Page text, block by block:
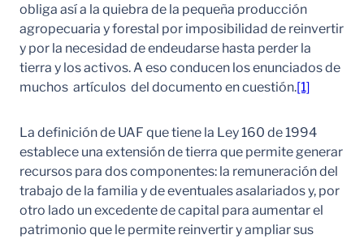
obliga así a la quiebra de la pequeña producción
agropecuaria y forestal por imposibilidad de reinvertir
y por la necesidad de endeudarse hasta perder la
tierra y los activos. A eso conducen los enunciados de
muchos artículos del documento en cuestión.[1]
La definición de UAF que tiene la Ley 160 de 1994
establece una extensión de tierra que permite generar
recursos para dos componentes: la remuneración del
trabajo de la familia y de eventuales asalariados y, por
otro lado un excedente de capital para aumentar el
patrimonio que le permite reinvertir y ampliar sus